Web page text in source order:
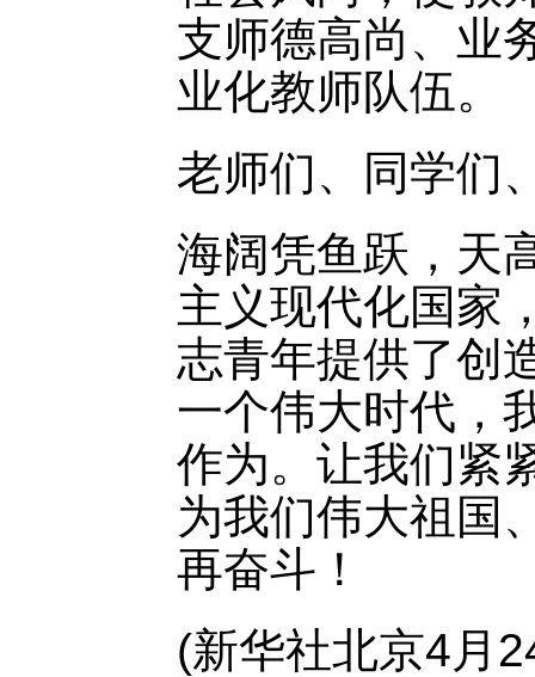
支师德高尚、业
业化教师队伍。
老师们、同学们
海阔凭鱼跃，天
主义现代化国家
志青年提供了创
一个伟大时代，
作为。让我们紧
为我们伟大祖国
再奋斗！
(新华社北京4月